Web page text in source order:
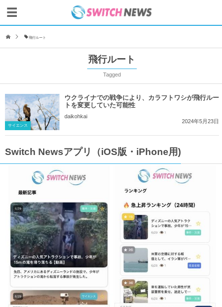
飛行ルート
飛行ルート
Tagged
サイエンス
ウクライナでの戦争により、カラフトワシが飛行ルー
トを変更していた可能性
daikohkai
2024年5月23日
Switch Newsアプリ（iOS版・iPhone用)